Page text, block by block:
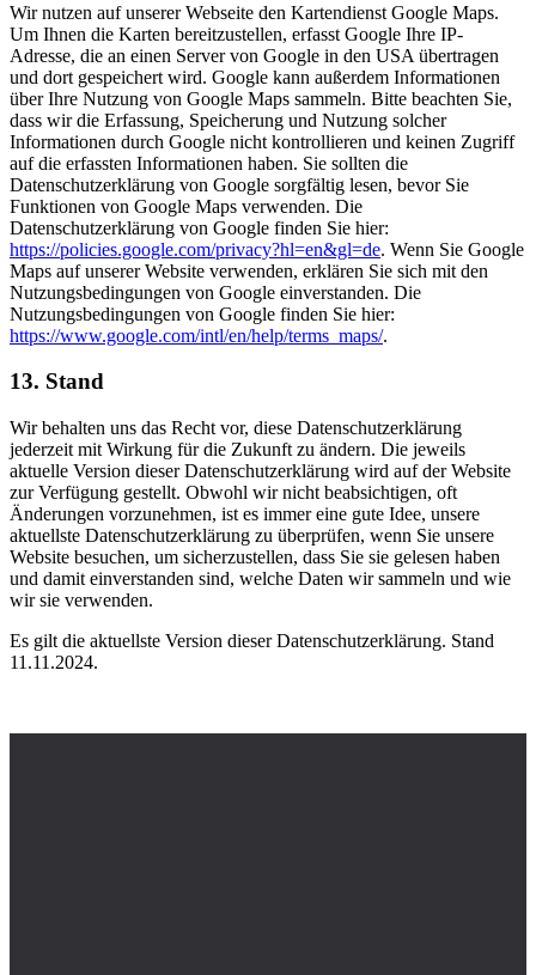
Wir nutzen auf unserer Webseite den Kartendienst Google Maps.
Um Ihnen die Karten bereitzustellen, erfasst Google Ihre IP-
Adresse, die an einen Server von Google in den USA übertragen
und dort gespeichert wird. Google kann außerdem Informationen
über Ihre Nutzung von Google Maps sammeln. Bitte beachten Sie,
dass wir die Erfassung, Speicherung und Nutzung solcher
Informationen durch Google nicht kontrollieren und keinen Zugriff
auf die erfassten Informationen haben. Sie sollten die
Datenschutzerklärung von Google sorgfältig lesen, bevor Sie
Funktionen von Google Maps verwenden. Die
Datenschutzerklärung von Google finden Sie hier:
https://policies.google.com/privacy?hl=en&gl=de. Wenn Sie Google
Maps auf unserer Website verwenden, erklären Sie sich mit den
Nutzungsbedingungen von Google einverstanden. Die
Nutzungsbedingungen von Google finden Sie hier:
https://www.google.com/intl/en/help/terms_maps/.
13. Stand
Wir behalten uns das Recht vor, diese Datenschutzerklärung
jederzeit mit Wirkung für die Zukunft zu ändern. Die jeweils
aktuelle Version dieser Datenschutzerklärung wird auf der Website
zur Verfügung gestellt. Obwohl wir nicht beabsichtigen, oft
Änderungen vorzunehmen, ist es immer eine gute Idee, unsere
aktuellste Datenschutzerklärung zu überprüfen, wenn Sie unsere
Website besuchen, um sicherzustellen, dass Sie sie gelesen haben
und damit einverstanden sind, welche Daten wir sammeln und wie
wir sie verwenden.
Es gilt die aktuellste Version dieser Datenschutzerklärung. Stand
11.11.2024.